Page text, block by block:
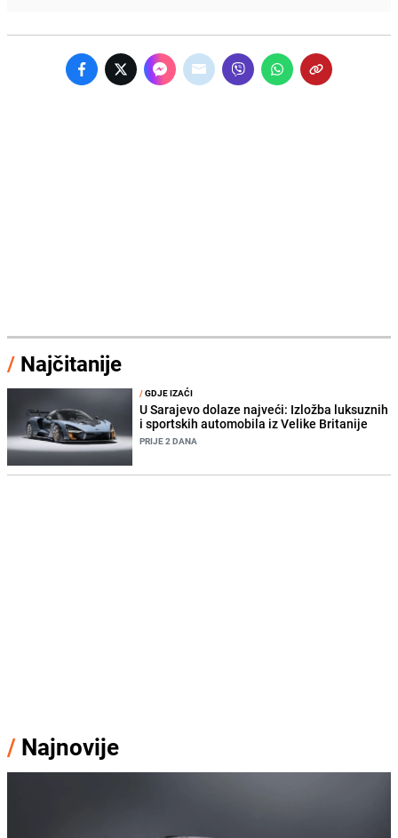
/ Najčitanije
/GDJE IZAĆI
U Sarajevo dolaze najveći: Izložba luksuznih
i sportskih automobila iz Velike Britanije
PRIJE 2 DANA
/ Najnovije